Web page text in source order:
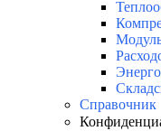
Справочник